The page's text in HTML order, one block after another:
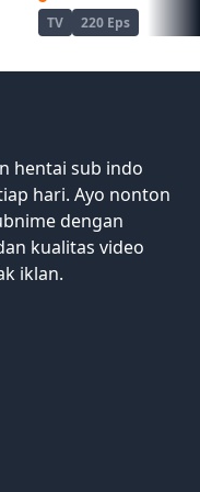
TV 220 Eps
hentai sub indo
hari. Ayo nonton
dengan
kualitas video
iklan.